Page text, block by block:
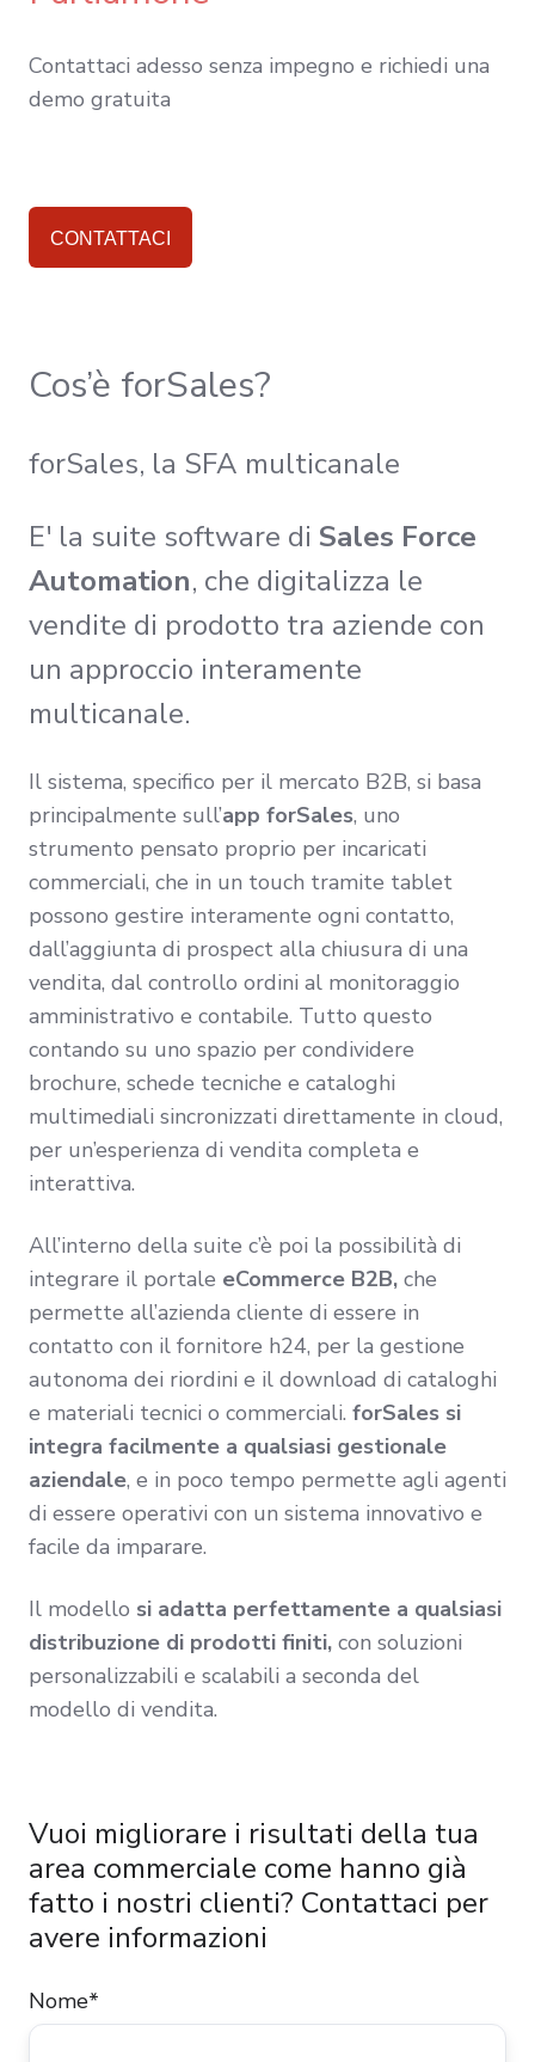
Contattaci adesso senza impegno e richiedi una
demo gratuita
CONTATTACI
Cos’è forSales?
forSales, la SFA multicanale
E' la suite software di Sales Force
Automation, che digitalizza le
vendite di prodotto tra aziende con
un approccio interamente
multicanale.
Il sistema, specifico per il mercato B2B, si basa
principalmente sull’app forSales, uno
strumento pensato proprio per incaricati
commerciali, che in un touch tramite tablet
possono gestire interamente ogni contatto,
dall’aggiunta di prospect alla chiusura di una
vendita, dal controllo ordini al monitoraggio
amministrativo e contabile. Tutto questo
contando su uno spazio per condividere
brochure, schede tecniche e cataloghi
multimediali sincronizzati direttamente in cloud,
per un’esperienza di vendita completa e
interattiva.
All’interno della suite c’è poi la possibilità di
integrare il portale eCommerce B2B, che
permette all’azienda cliente di essere in
contatto con il fornitore h24, per la gestione
autonoma dei riordini e il download di cataloghi
e materiali tecnici o commerciali. forSales si
integra facilmente a qualsiasi gestionale
aziendale, e in poco tempo permette agli agenti
di essere operativi con un sistema innovativo e
facile da imparare.
Il modello si adatta perfettamente a qualsiasi
distribuzione di prodotti finiti, con soluzioni
personalizzabili e scalabili a seconda del
modello di vendita.
Vuoi migliorare i risultati della tua
area commerciale come hanno già
fatto i nostri clienti? Contattaci per
avere informazioni
Nome*